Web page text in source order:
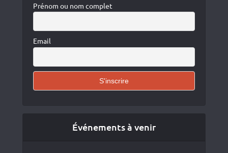
Prénom ou nom complet
Email
Événements à venir